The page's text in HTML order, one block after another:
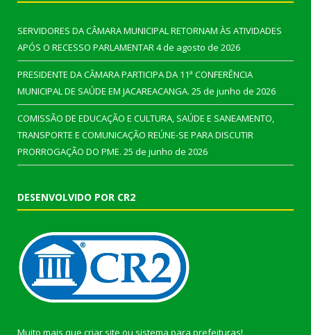
SERVIDORES DA CÂMARA MUNICIPAL RETORNAM ÀS ATIVIDADES
APÓS O RECESSO PARLAMENTAR4 de agosto de 2026
PRESIDENTE DA CÂMARA PARTICIPA DA 11ª CONFERÊNCIA
MUNICIPAL DE SAÚDE EM JACAREACANGA. 25 de junho de 2026
COMISSÃO DE EDUCAÇÃO E CULTURA, SAÚDE E SANEAMENTO,
TRANSPORTE E COMUNICAÇÃO REÚNE-SE PARA DISCUTIR
PRORROGAÇÃO DO PME. 25 de junho de 2026
DESENVOLVIDO POR CR2